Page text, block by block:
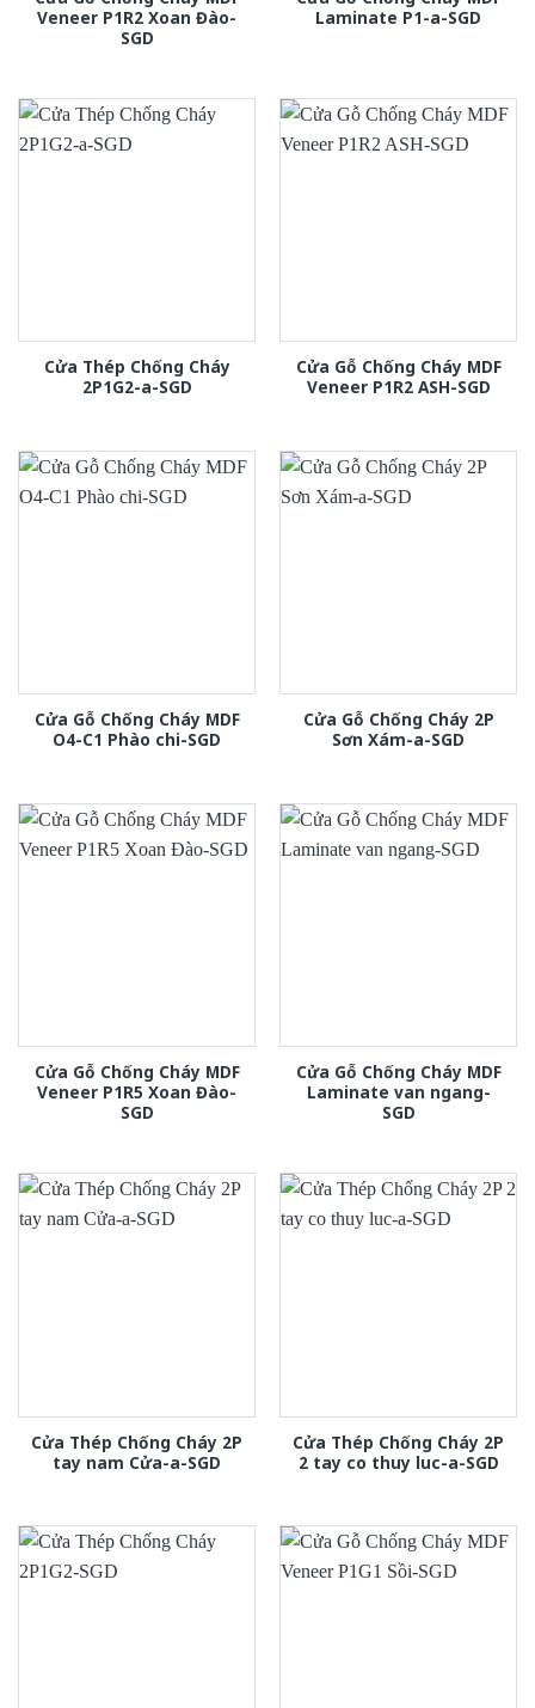
Veneer P1R2 Xoan Đào-
SGD
Laminate P1-a-SGD
Cửa Thép Chống Cháy
2P1G2-a-SGD
Cửa Gỗ Chống Cháy MDF
Veneer P1R2 ASH-SGD
Cửa Gỗ Chống Cháy MDF
O4-C1 Phào chi-SGD
Cửa Gỗ Chống Cháy 2P
Sơn Xám-a-SGD
Cửa Gỗ Chống Cháy MDF
Veneer P1R5 Xoan Đào-
SGD
Cửa Gỗ Chống Cháy MDF
Laminate van ngang-
SGD
Cửa Thép Chống Cháy 2P
tay nam Cửa-a-SGD
Cửa Thép Chống Cháy 2P
2 tay co thuy luc-a-SGD